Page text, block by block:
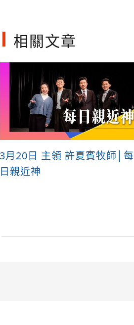
相關文章
3月20日 主領 許夏賓牧師│每
日親近神